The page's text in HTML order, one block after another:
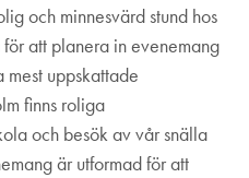
och minnesvärd stund hos
att planera in evenemang
uppskattade
finns roliga
och besök av vår snälla
är utformad för att